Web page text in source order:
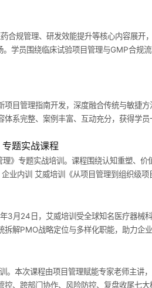
规管理、研发效能提升等核心内容展开
学员围绕临床试验项目管理与GMP合规
目管理指南开发，深度融合传统与敏捷
系完整、案例丰富、互动充分，获得学
题实战课程
》专题实战培训。课程围绕认知重塑、价
业内训 艾威培训《从项目管理到组织级
3月24日，艾威培训受全球知名医疗器械
解PMO战略定位与多样化职能，助力企
本次课程由项目管理赋能专家老师主讲
、跨部门协作、风险防控、复盘收尾七